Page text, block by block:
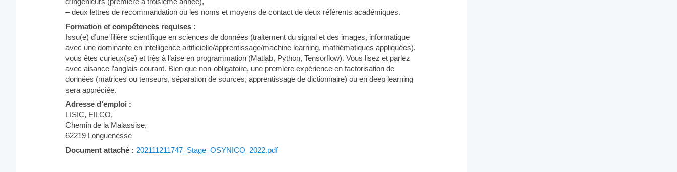
– deux lettres de recommandation ou les noms et moyens de contact de deux référents académiques.
Formation et compétences requises :
Issu(e) d’une filière scientifique en sciences de données (traitement du signal et des images, informatique
avec une dominante en intelligence artificielle/apprentissage/machine learning, mathématiques appliquées),
vous êtes curieux(se) et très à l’aise en programmation (Matlab, Python, Tensorflow). Vous lisez et parlez
avec aisance l’anglais courant. Bien que non-obligatoire, une première expérience en factorisation de
données (matrices ou tenseurs, séparation de sources, apprentissage de dictionnaire) ou en deep learning
sera appréciée.
Adresse d’emploi :
LISIC, EILCO,
Chemin de la Malassise,
62219 Longuenesse
Document attaché : 202111211747_Stage_OSYNICO_2022.pdf